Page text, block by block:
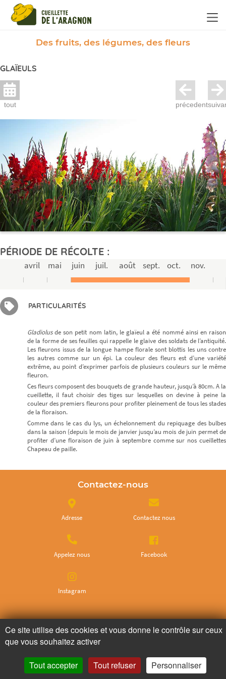
Des fruits, des légumes, des fleurs
GLAÏEULS
tout précedent
PÉRIODE DE RÉCOLTE :
avril mai juin juil. août sept. oct. nov.
PARTICULARITÉS
Gladiolusde son petit nom latin, le glaïeul a été nommé ainsi en raison
de la forme de ses feuilles qui rappelle le glaive des soldats de l’antiquité.
Les fleurons issus de la longue hampe florale sont blottis les uns contre
les autres comme sur un épi. La couleur des fleurs est d’une variété
extrême, au point d’exprimer parfois de plusieurs couleurs sur le même
fleuron.
Ces fleurs composent des bouquets de grande hauteur, jusqu’à 80cm. A la
cueillette, il faut choisir des tiges sur lesquelles on devine à peine la
couleur des premiers fleurons pour profiter pleinement de tous les stades
de la floraison.
Comme dans le cas du lys, un échelonnement du repiquage des bulbes
dans la saison (depuis le mois de janvier jusqu’au mois de juin permet de
profiter d’une floraison de juin à septembre comme sur nos cueillettes
Chapeau de paille.
Contactez-nous
Adresse Contactez nous
Appelez nous Facebook
Instagram
Abonnez-vous à notre newsletter
Panneau de gestion des cookies
Ce site utilise des cookies et vous donne le contrôle sur ceux
que vous souhaitez activer
Tout accepter Tout refuser Personnaliser